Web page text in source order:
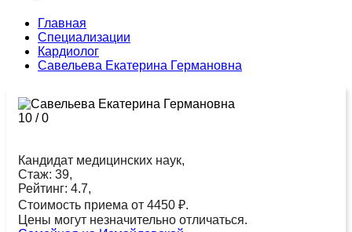
Главная
Специализации
Кардиолог
Савельева Екатерина Германовна
10 /0
Кандидат медицинских наук,
Стаж: 39,
Рейтинг: 4.7,
Стоимость приема от 4450 ₽.
Цены могут незначительно отличаться.